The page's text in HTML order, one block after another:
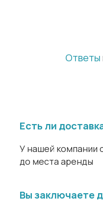
Ответы
Есть ли
У нашей компании
до места аренды
Вы заключаете